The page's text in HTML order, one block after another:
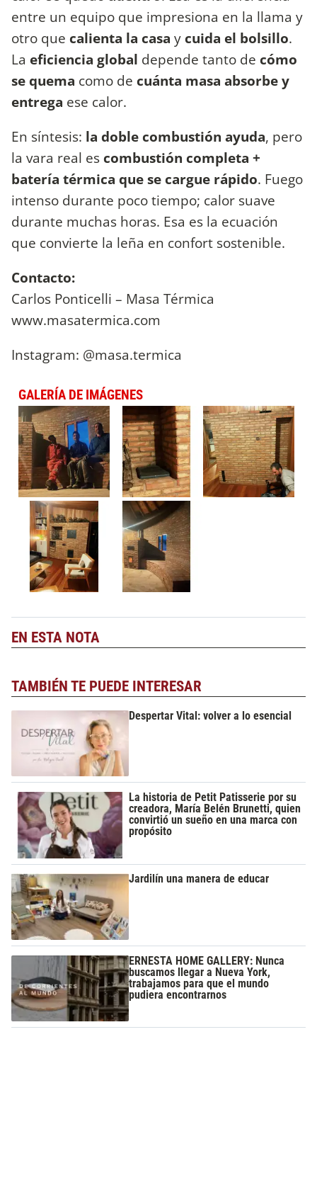
entre un equipo que impresiona en la llama y
otro que calienta la casa y cuida el bolsillo.
La eficiencia global depende tanto de cómo
se quema como de cuánta masa absorbe y
entrega ese calor.
En síntesis: la doble combustión ayuda, pero
la vara real es combustión completa +
batería térmica que se cargue rápido. Fuego
intenso durante poco tiempo; calor suave
durante muchas horas. Esa es la ecuación
que convierte la leña en confort sostenible.
Contacto:
Carlos Ponticelli – Masa Térmica
www.masatermica.com
Instagram: @masa.termica
GALERÍA DE IMÁGENES
EN ESTA NOTA
TAMBIÉN TE PUEDE INTERESAR
Despertar Vital: volver a lo esencial
La historia de Petit Patisserie por su
creadora, María Belén Brunetti, quien
convirtió un sueño en una marca con
propósito
Jardilín una manera de educar
ERNESTA HOME GALLERY: Nunca
buscamos llegar a Nueva York,
trabajamos para que el mundo
pudiera encontrarnos